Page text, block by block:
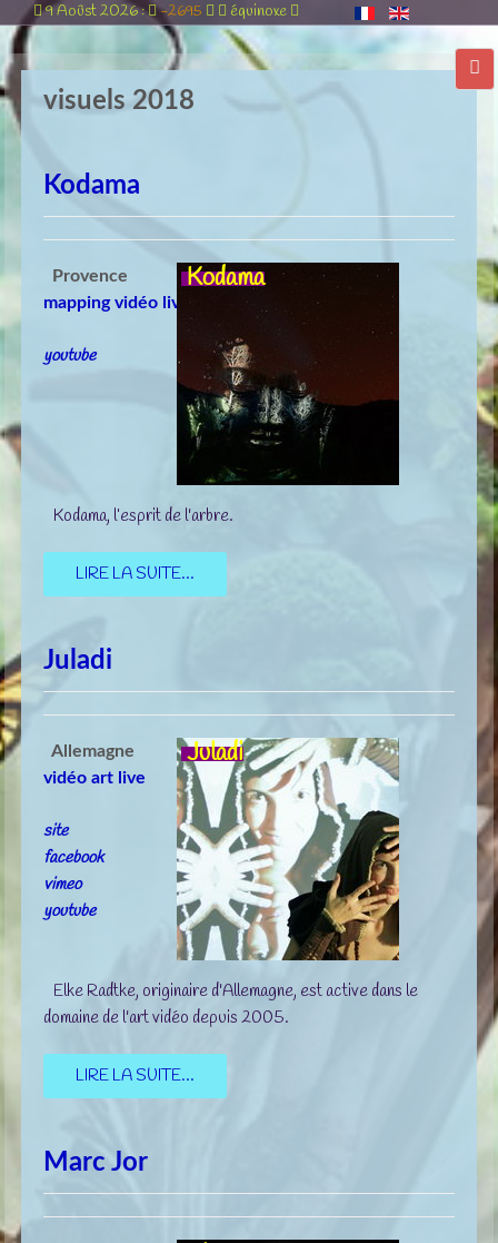
9 Aoûst 2026 : -2695 équinoxe
visuels 2018
Kodama
Kodama
Provence
mapping vidéo live
youtube
Kodama, l’esprit de l'arbre.
LIRE LA SUITE...
Juladi
Juladi
Allemagne
vidéo art live
site
facebook
vimeo
youtube
Elke Radtke, originaire d'Allemagne, est active dans le
domaine de l'art vidéo depuis 2005.
LIRE LA SUITE...
Marc Jor